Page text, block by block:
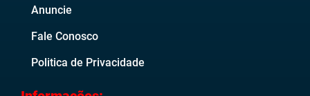
Anuncie
Fale Conosco
Politica de Privacidade